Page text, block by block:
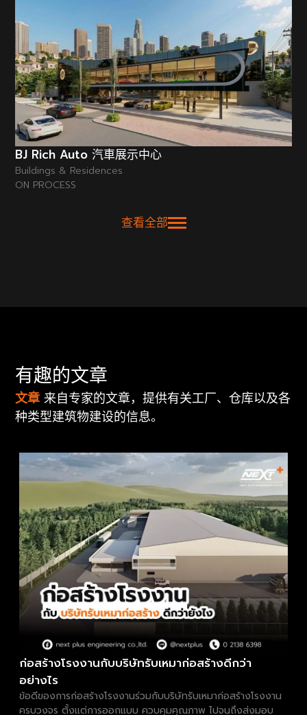
BJ Rich Auto 汽車展示中心
Buildings & Residences
ON PROCESS
查看全部
有趣的文章
文章来自专家的文章，提供有关工厂、仓库以及各
种类型建筑物建设的信息。
ก่อสร้างโรงงานกับบริษัทรับเหมาก่อสร้างดีกว่า
อย่างไร
ข้อดีของการก่อสร้างโรงงานร่วมกับบริษัทรับเหมาก่อสร้างโรงงาน
ครบวงจร ตั้งแต่การออกแบบ ควบคุมคุณภาพ ไปจนถึงส่งมอบ